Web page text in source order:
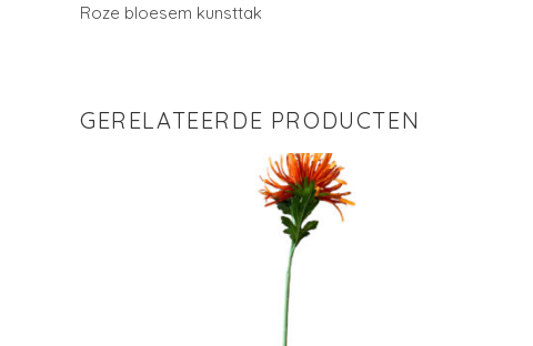
Roze bloesem kunsttak
GERELATEERDE PRODUCTEN